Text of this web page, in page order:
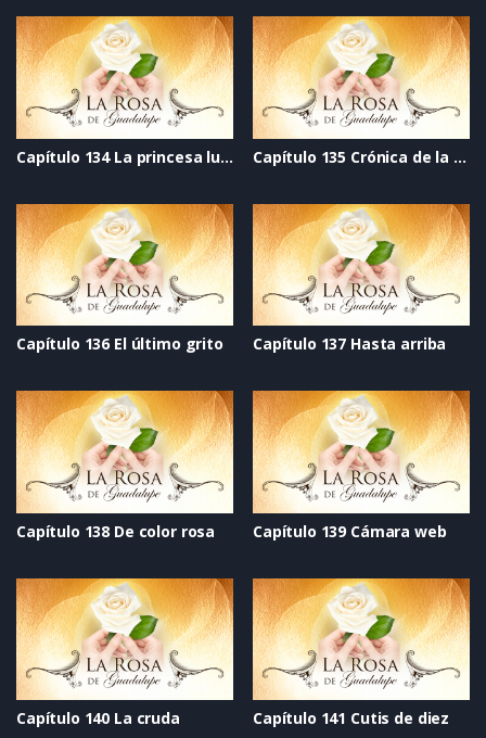
Capítulo 134 La princesa luna Capítulo 135 Crónica de la esperanza
Capítulo 136 El último grito Capítulo 137 Hasta arriba
Capítulo 138 De color rosa Capítulo 139 Cámara web
Capítulo 140 La cruda Capítulo 141 Cutis de diez